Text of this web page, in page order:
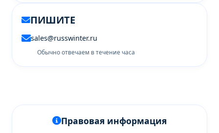
ПИШИТЕ
sales@russwinter.ru
Обычно отвечаем в течение часа
Правовая информация